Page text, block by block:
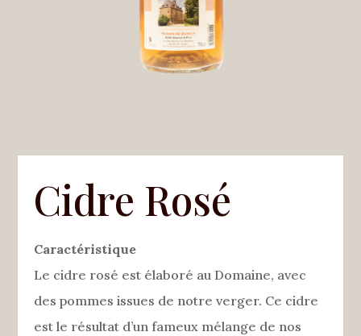
Cidre Rosé
Caractéristique
Le cidre rosé est élaboré au Domaine, avec
des pommes issues de notre verger. Ce cidre
est le résultat d’un fameux mélange de nos